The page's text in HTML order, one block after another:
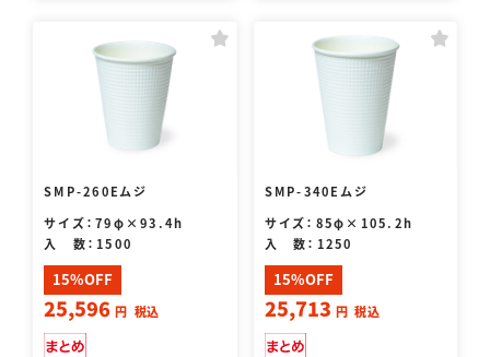
SMP-260Eムジ
サイズ：79φ×93.4h
入 数：1500
15%OFF
25,596 円 税込
SMP-340Eムジ
サイズ：85φ×105.2h
入 数：1250
15%OFF
25,713 円 税込